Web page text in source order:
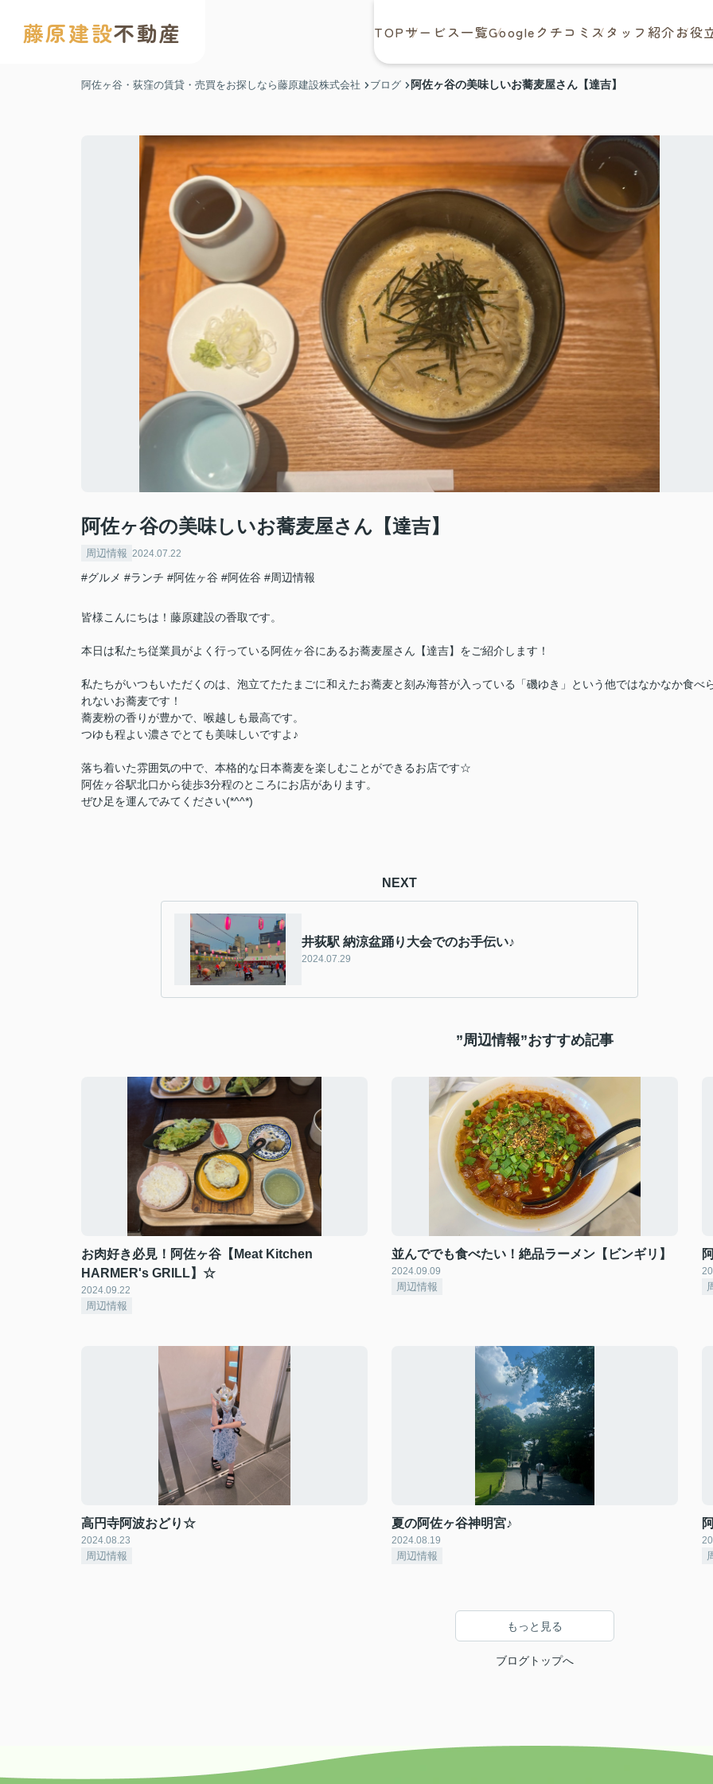
藤原建設不動産 TOPサービス一覧Googleクチコミ スタッフ紹介お役
阿佐ヶ谷・荻窪の賃貸・売買をお探しなら藤原建設株式会社 ブログ 阿佐ヶ谷の美味しいお蕎麦屋さん【達吉】
阿佐ヶ谷の美味しいお蕎麦屋さん【達吉】
周辺情報 2024.07.22
#グルメ #ランチ #阿佐ヶ谷 #阿佐谷 #周辺情報
皆様こんにちは！藤原建設の香取です。
本日は私たち従業員がよく行っている阿佐ヶ谷にあるお蕎麦屋さん【達吉】をご紹介します！
私たちがいつもいただくのは、泡立てたたまごに和えたお蕎麦と刻み海苔が入っている「磯ゆき」という他ではなかなか食べ
れないお蕎麦です！
蕎麦粉の香りが豊かで、喉越しも最高です。
つゆも程よい濃さでとても美味しいですよ♪
落ち着いた雰囲気の中で、本格的な日本蕎麦を楽しむことができるお店です☆
阿佐ヶ谷駅北口から徒歩3分程のところにお店があります。
ぜひ足を運んでみてください(*^^*)
NEXT
井荻駅 納涼盆踊り大会でのお手伝い♪
2024.07.29
”周辺情報”おすすめ記事
お肉好き必見！阿佐ヶ谷【Meat Kitchen
HARMER's GRILL】☆
2024.09.22
周辺情報
並んででも食べたい！絶品ラーメン【ビンギリ】
2024.09.09
周辺情報
高円寺阿波おどり☆
2024.08.23
周辺情報
夏の阿佐ヶ谷神明宮♪
2024.08.19
周辺情報
もっと見る
ブログトップへ